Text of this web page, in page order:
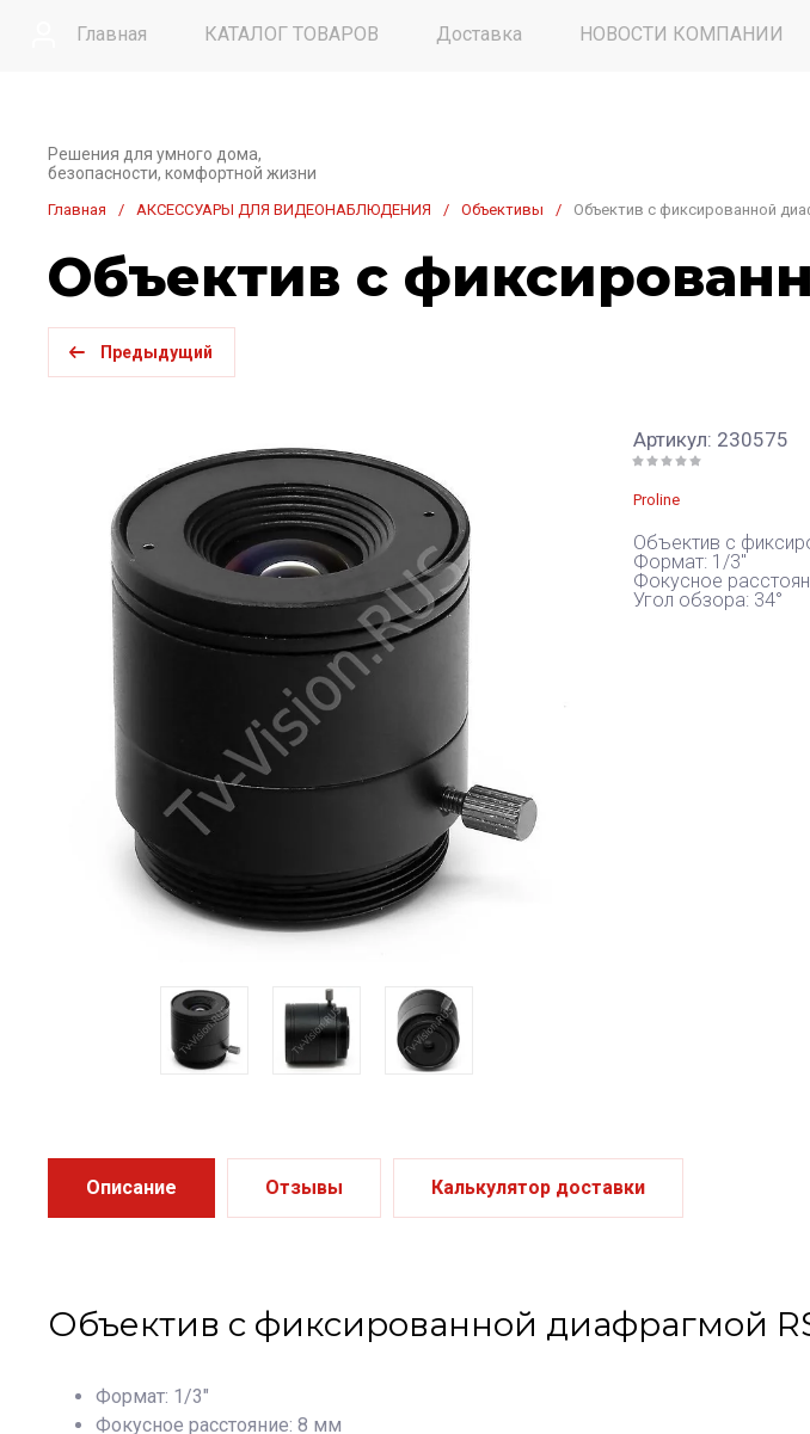
Главная КАТАЛОГ ТОВАРОВ Доставка НОВОСТИ КОМПАНИИ
Решения для умного дома,
безопасности, комфортной жизни
Главная / АКСЕССУАРЫ ДЛЯ ВИДЕОНАБЛЮДЕНИЯ / Объективы / Объектив с фиксированной
Объектив с
Предыдущий
Артикул: 230575
Proline
Объектив с
Формат: 1/3"
Фокусное
Угол обзора: 34°
Описание Отзывы Калькулятор доставки
Объектив с фиксированной диафрагмой
Формат: 1/3"
Фокусное расстояние: 8 мм